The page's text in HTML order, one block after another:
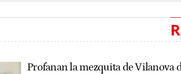
Profanan la mezquita de Vilanova